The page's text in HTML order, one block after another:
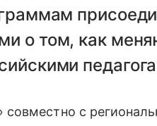
о том, как
совместно с